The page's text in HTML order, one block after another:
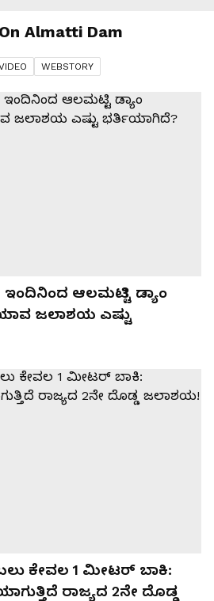
Almatti Dam
WEBSTORY
ಇಂದಿನಿಂದ ಆಲಮಟ್ಟಿ ಡ್ಯಾಂ
ಜಲಾಶಯ ಎಷ್ಟು
ಕೇವಲ 1 ಮೀಟರ್ ಬಾಕಿ:
ರಾಜ್ಯದ 2ನೇ ದೊಡ್ಡ